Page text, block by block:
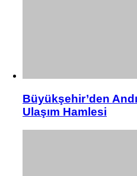
Büyükşehir’den
Ulaşım Hamlesi